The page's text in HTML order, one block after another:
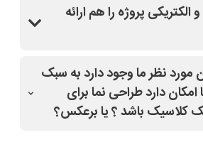
الکتریکی پروژه را هم ارائه
مورد نظر ما وجود دارد به سبک
دارد طراحی نما برای
کلاسیک باشد ؟ یا برعکس؟